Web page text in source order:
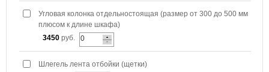
Угловая колонка отдельностоящая (размер от 300 до 500 мм
плюсом к длине шкафа)
3450 руб.
Шлегель лента отбойки (щетки)